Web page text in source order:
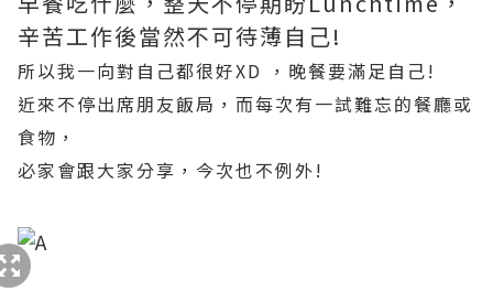
辛苦工作後當然不可待薄自己!
所以我一向對自己都很好XD ，晚餐要滿足自己!
近來不停出席朋友飯局，而每次有一試難忘的餐廳或
食物，
必家會跟大家分享，今次也不例外!